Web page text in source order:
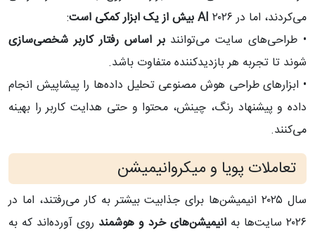
می‌کردند، اما در ۲۰۲۶
AI بیش از یک ابزار کمکی است
:
• طراحی‌های سایت می‌توانندبر اساس رفتار کاربر شخصی‌سازی
شوند تا تجربه هر بازدیدکننده متفاوت باشد.
• ابزارهای طراحی هوش مصنوعی تحلیل داده‌ها را پیشاپیش انجام
داده و پیشنهاد رنگ، چینش، محتوا و حتی هدایت کاربر را بهینه
می‌کنند.
تعاملات پویا و میکروانیمیشن
سال ۲۰۲۵ انیمیشن‌ها برای جذابیت بیشتر به کار می‌رفتند، اما در
۲۰۲۶ سایت‌ها به
انیمیشن‌های خرد و هوشمند روی آورده‌اند که به